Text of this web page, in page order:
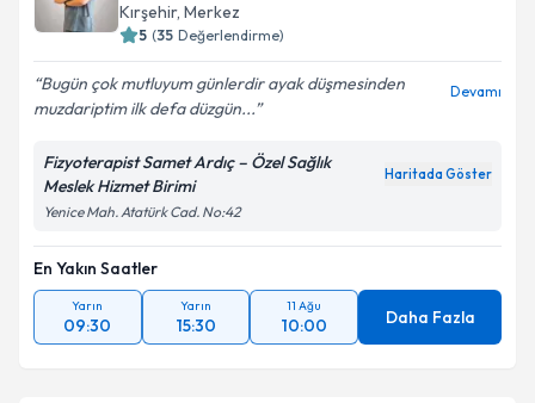
Kırşehir, Merkez
5 (35 Değerlendirme)
Bugün çok mutluyum günlerdir ayak düşmesinden
muzdariptim ilk defa düzgün...
Devamı
Fizyoterapist Samet Ardıç – Özel Sağlık
Meslek Hizmet Birimi
Haritada Göster
Yenice Mah. Atatürk Cad. No:42
En Yakın Saatler
Yarın
09:30
Yarın
15:30
11 Ağu
10:00 Daha Fazla